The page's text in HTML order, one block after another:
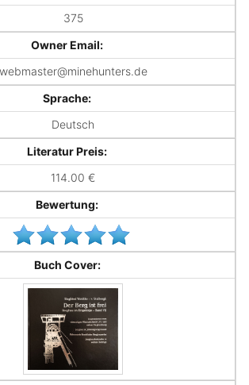
375
Owner Email:
webmaster@minehunters.de
Sprache:
Deutsch
Literatur Preis:
114.00 €
Bewertung:
Buch Cover: